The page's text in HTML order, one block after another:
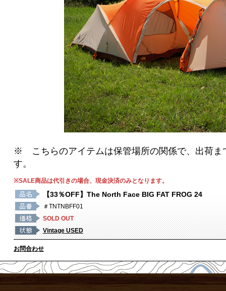
※ こちらのアイテムは保管場所の関係で、出荷ま
す。
※SALE商品は代引きの場合、現金決済のみとなります。
【33％OFF】The North Face BIG FAT FROG 24
＃TNTNBFF01
SOLD OUT
Vintage USED
お問合わせ